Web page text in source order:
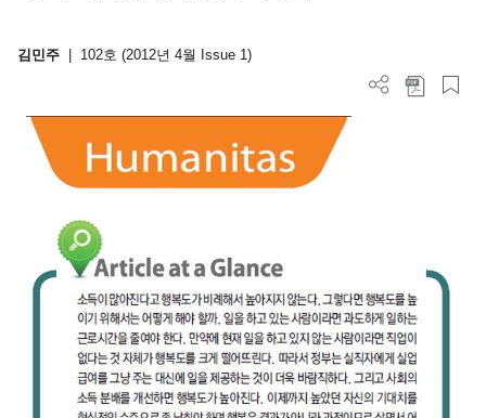
김민주 102호 (2012년 4월 Issue 1)